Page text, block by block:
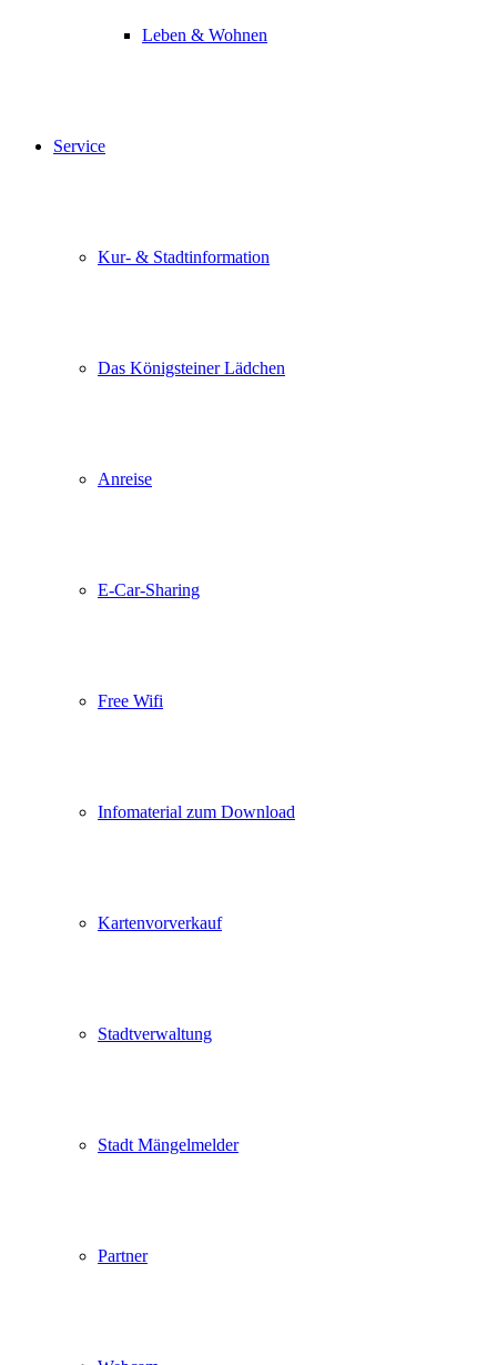
Leben & Wohnen
Service
Kur- & Stadtinformation
Das Königsteiner Lädchen
Anreise
E-Car-Sharing
Free Wifi
Infomaterial zum Download
Kartenvorverkauf
Stadtverwaltung
Stadt Mängelmelder
Partner